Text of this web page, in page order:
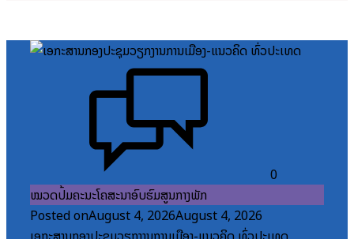
0
ໝວດປື້ມຄະນະໂຄສະນາອົບຮົມສູນກາງພັກ
Posted onAugust 4, 2026August 4, 2026